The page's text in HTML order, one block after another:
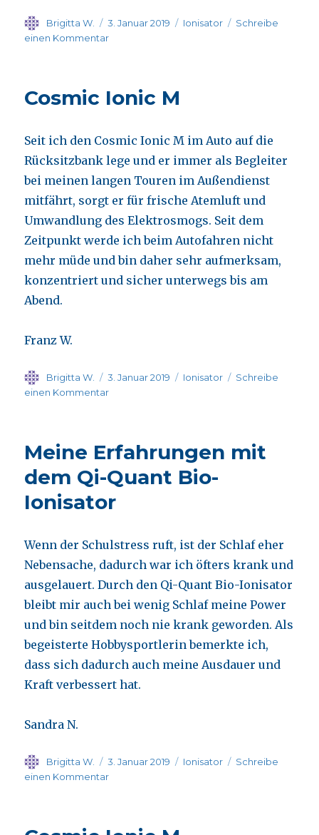
Autor
Brigitta W.
Veröffentlicht
am
3. Januar 2019 Kategorien
Ionisator
Schreibe
einen Kommentarzu
Ionisator
Cosmic Ionic M
Seit ich den Cosmic Ionic M im Auto auf die
Rücksitzbank lege und er immer als Begleiter
bei meinen langen Touren im Außendienst
mitfährt, sorgt er für frische Atemluft und
Umwandlung des Elektrosmogs. Seit dem
Zeitpunkt werde ich beim Autofahren nicht
mehr müde und bin daher sehr aufmerksam,
konzentriert und sicher unterwegs bis am
Abend.
Franz W.
Autor
Brigitta W.
Veröffentlicht
am
3. Januar 2019 Kategorien
Ionisator
Schreibe
einen Kommentarzu
Meine Erfahrungen mit
dem Qi-Quant Bio-
Ionisator
Wenn der Schulstress ruft, ist der Schlaf eher
Nebensache, dadurch war ich öfters krank und
ausgelauert. Durch den Qi-Quant Bio-Ionisator
bleibt mir auch bei wenig Schlaf meine Power
und bin seitdem noch nie krank geworden. Als
begeisterte Hobbysportlerin bemerkte ich,
dass sich dadurch auch meine Ausdauer und
Kraft verbessert hat.
Sandra N.
Autor
Brigitta W.
Veröffentlicht
am
3. Januar 2019 Kategorien
Ionisator
Schreibe
einen Kommentarzu